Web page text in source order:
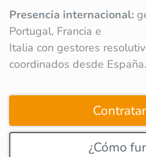
Presencia internacional:
Portugal, Francia e
Italia con gestores
coordinados desde España.
¿Cómo